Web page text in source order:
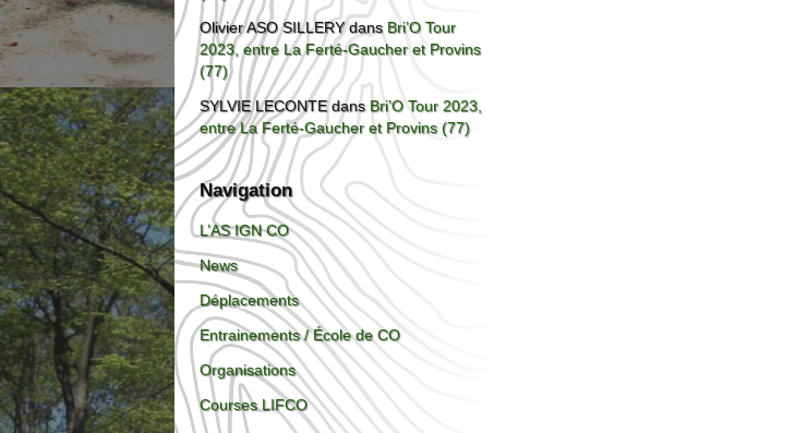
Olivier ASO SILLERYdans Bri’O Tour
2023, entre La Ferté-Gaucher et Provins
(77)
SYLVIE LECONTEdans Bri’O Tour 2023,
entre La Ferté-Gaucher et Provins (77)
Navigation
L’AS IGN CO
News
Déplacements
Entrainements / École de CO
Organisations
Courses LIFCO